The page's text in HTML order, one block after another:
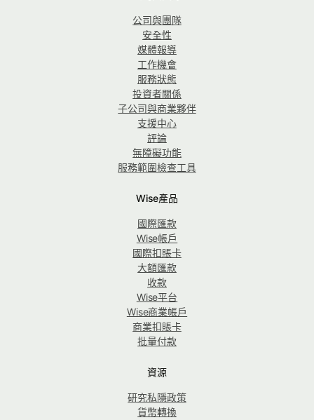
公司與團隊
安全性
媒體報導
工作機會
服務狀態
投資者關係
子公司與商業夥伴
支援中心
評論
無障礙功能
服務範圍檢查工具
Wise產品
國際匯款
Wise帳戶
國際扣賬卡
大額匯款
收款
Wise平台
Wise商業帳戶
商業扣賬卡
批量付款
資源
研究私隱政策
貨幣轉換